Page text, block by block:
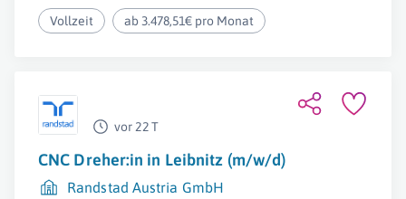
Vollzeit ab 3.478,51€ pro Monat
vor 22 T
CNC Dreher:in in Leibnitz (m/w/d)
Randstad Austria GmbH